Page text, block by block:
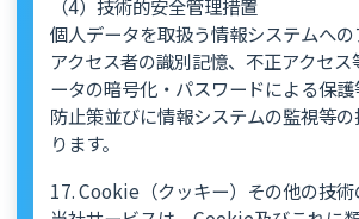
（4）技術的安全管理措置
個人データを取扱う情報システムへの
アクセス者の識別記憶、不正アクセ
ータの暗号化・パスワードによる保
防止策並びに情報システムの監視等
ります。
17. Cookie（クッキー）その他の技術